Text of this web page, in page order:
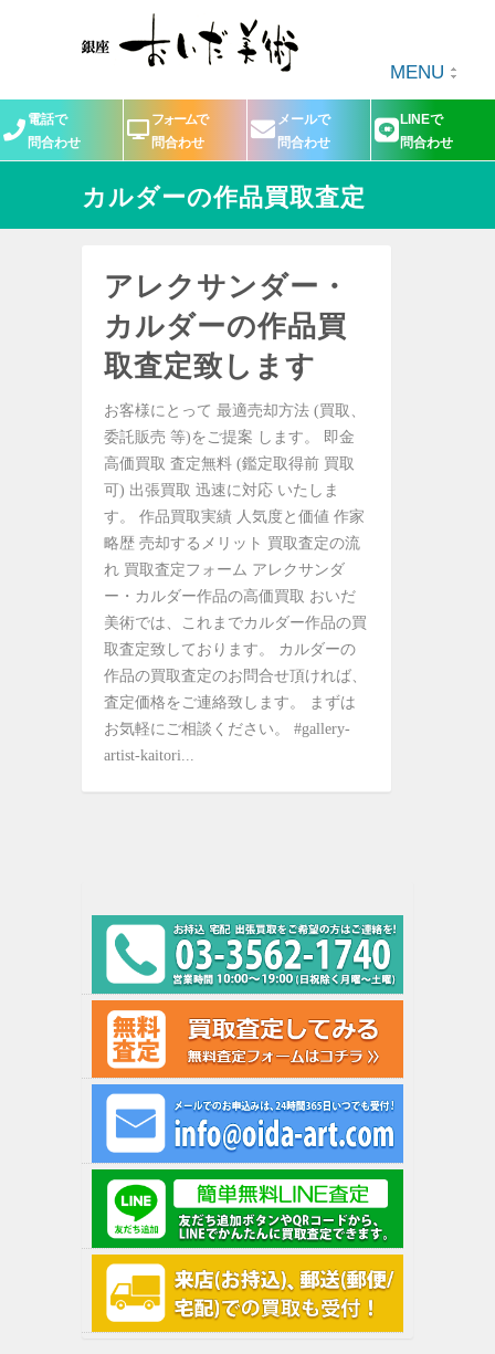
MENU
電話で
問合わせ
フォームで
問合わせ
メールで
問合わせ
LINEで
問合わせ
カルダーの作品買取査定
アレクサンダー・
カルダーの作品買
取査定致します
お客様にとって 最適売却方法 (買取、
委託販売 等)をご提案 します。 即金
高価買取 査定無料 (鑑定取得前 買取
可) 出張買取 迅速に対応 いたしま
す。 作品買取実績 人気度と価値 作家
略歴 売却するメリット 買取査定の流
れ 買取査定フォーム アレクサンダ
ー・カルダー作品の高価買取 おいだ
美術では、これまでカルダー作品の買
取査定致しております。 カルダーの
作品の買取査定のお問合せ頂ければ、
査定価格をご連絡致します。 まずは
お気軽にご相談ください。 #gallery-
artist-kaitori...